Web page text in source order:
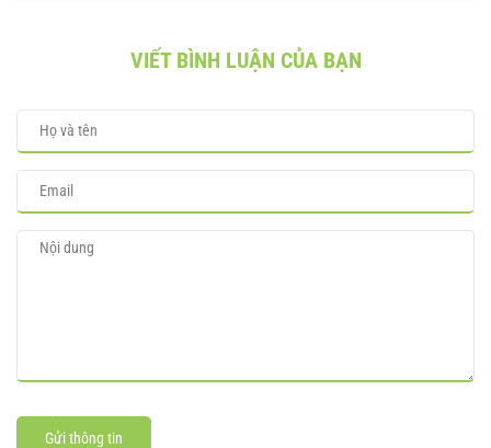
VIẾT BÌNH LUẬN CỦA BẠN
Gửi thông tin